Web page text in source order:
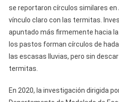
se reportaron círculos similares en
vínculo claro con las termitas.
apuntado más firmemente hacia
los pastos forman círculos de
las escasas lluvias, pero sin
termitas.
En 2020, la investigación dirigida